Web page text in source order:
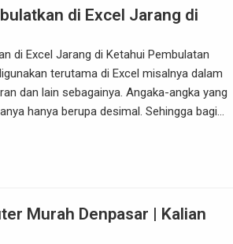
di Excel Jarang di
di Excel Jarang di Ketahui Pembulatan
terutama di Excel misalnya dalam
dan lain sebagainya. Angaka-angka yang
hanya berupa desimal. Sehingga bagi
menggunakan excel sangat wajib
satu ini. Excel telah memberikan
Murah Denpasar | Kalian